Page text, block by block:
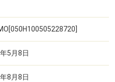
5月8日
8月8日